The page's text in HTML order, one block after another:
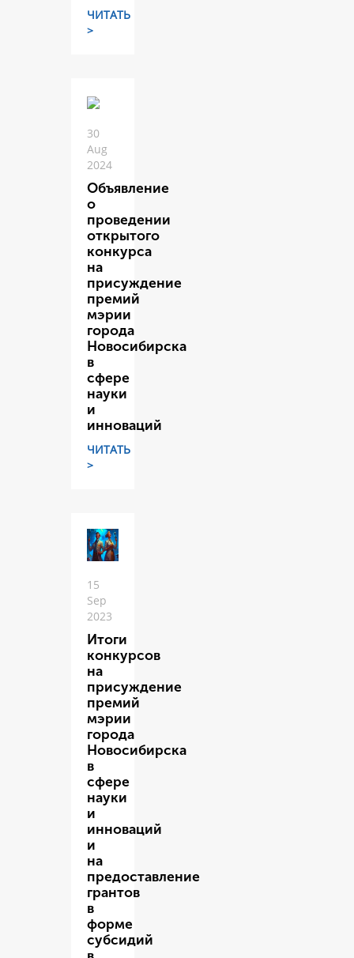
ЧИТАТЬ
>
30
Aug
2024
Объявление
о
проведении
открытого
конкурса
на
присуждение
премий
мэрии
города
Новосибирска
в
сфере
науки
и
инноваций
ЧИТАТЬ
>
15
Sep
2023
Итоги
конкурсов
на
присуждение
премий
мэрии
города
Новосибирска
в
сфере
науки
и
инноваций
и
на
предоставление
грантов
в
форме
субсидий